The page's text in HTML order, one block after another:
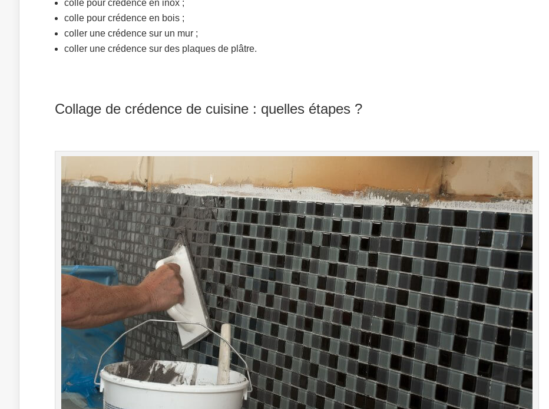
colle pour crédence en inox ;
colle pour crédence en bois ;
coller une crédence sur un mur ;
coller une crédence sur des plaques de plâtre.
Collage de crédence de cuisine : quelles étapes ?